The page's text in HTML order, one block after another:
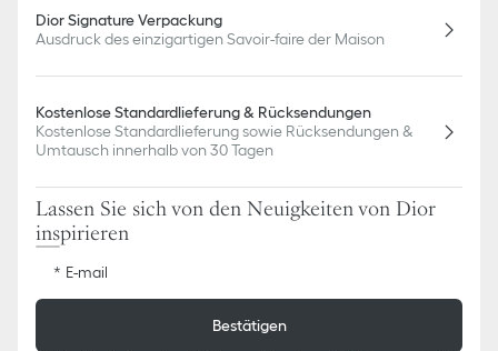
Dior Signature Verpackung
Ausdruck des einzigartigen Savoir-faire der Maison
Kostenlose Standardlieferung & Rücksendungen
Kostenlose Standardlieferung sowie Rücksendungen &
Umtausch innerhalb von 30 Tagen
Lassen Sie sich von den Neuigkeiten von Dior
inspirieren
E-mail
Bestätigen